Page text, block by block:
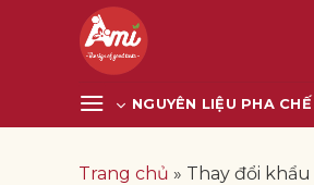
NGUYÊN LIỆU PHA CHẾ
Trang chủ » Thay đổi khẩu